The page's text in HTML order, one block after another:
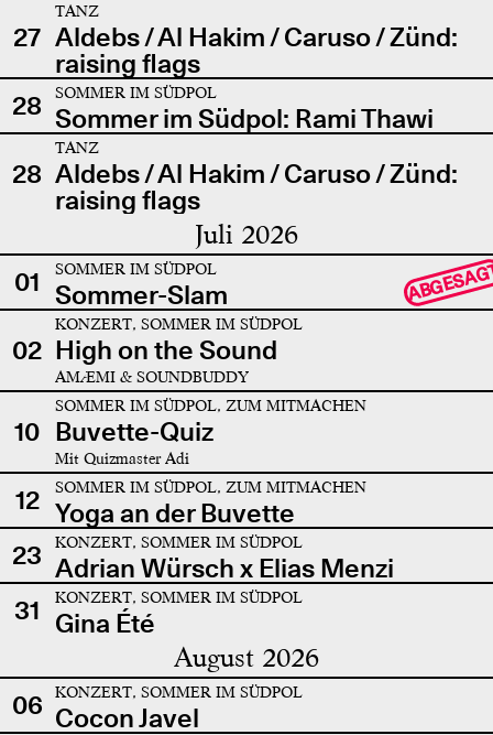
27
TANZ
Aldebs / Al Hakim / Caruso / Zünd:
raising flags
28
SOMMER IM SÜDPOL
Sommer im Südpol: Rami Thawi
28
TANZ
Aldebs / Al Hakim / Caruso / Zünd:
raising flags
Juli 2026
01 SOMMER IM SÜDPOL
Sommer-Slam
02
KONZERT, SOMMER IM SÜDPOL
High on the Sound
AMÆMI & SOUNDBUDDY
10
SOMMER IM SÜDPOL, ZUM MITMACHEN
Buvette-Quiz
Mit Quizmaster Adi
12 SOMMER IM SÜDPOL, ZUM MITMACHEN
Yoga an der Buvette
23
KONZERT, SOMMER IM SÜDPOL
Adrian Würsch x Elias Menzi
31
KONZERT, SOMMER IM SÜDPOL
Gina Été
August 2026
06 KONZERT, SOMMER IM SÜDPOL
Cocon Javel